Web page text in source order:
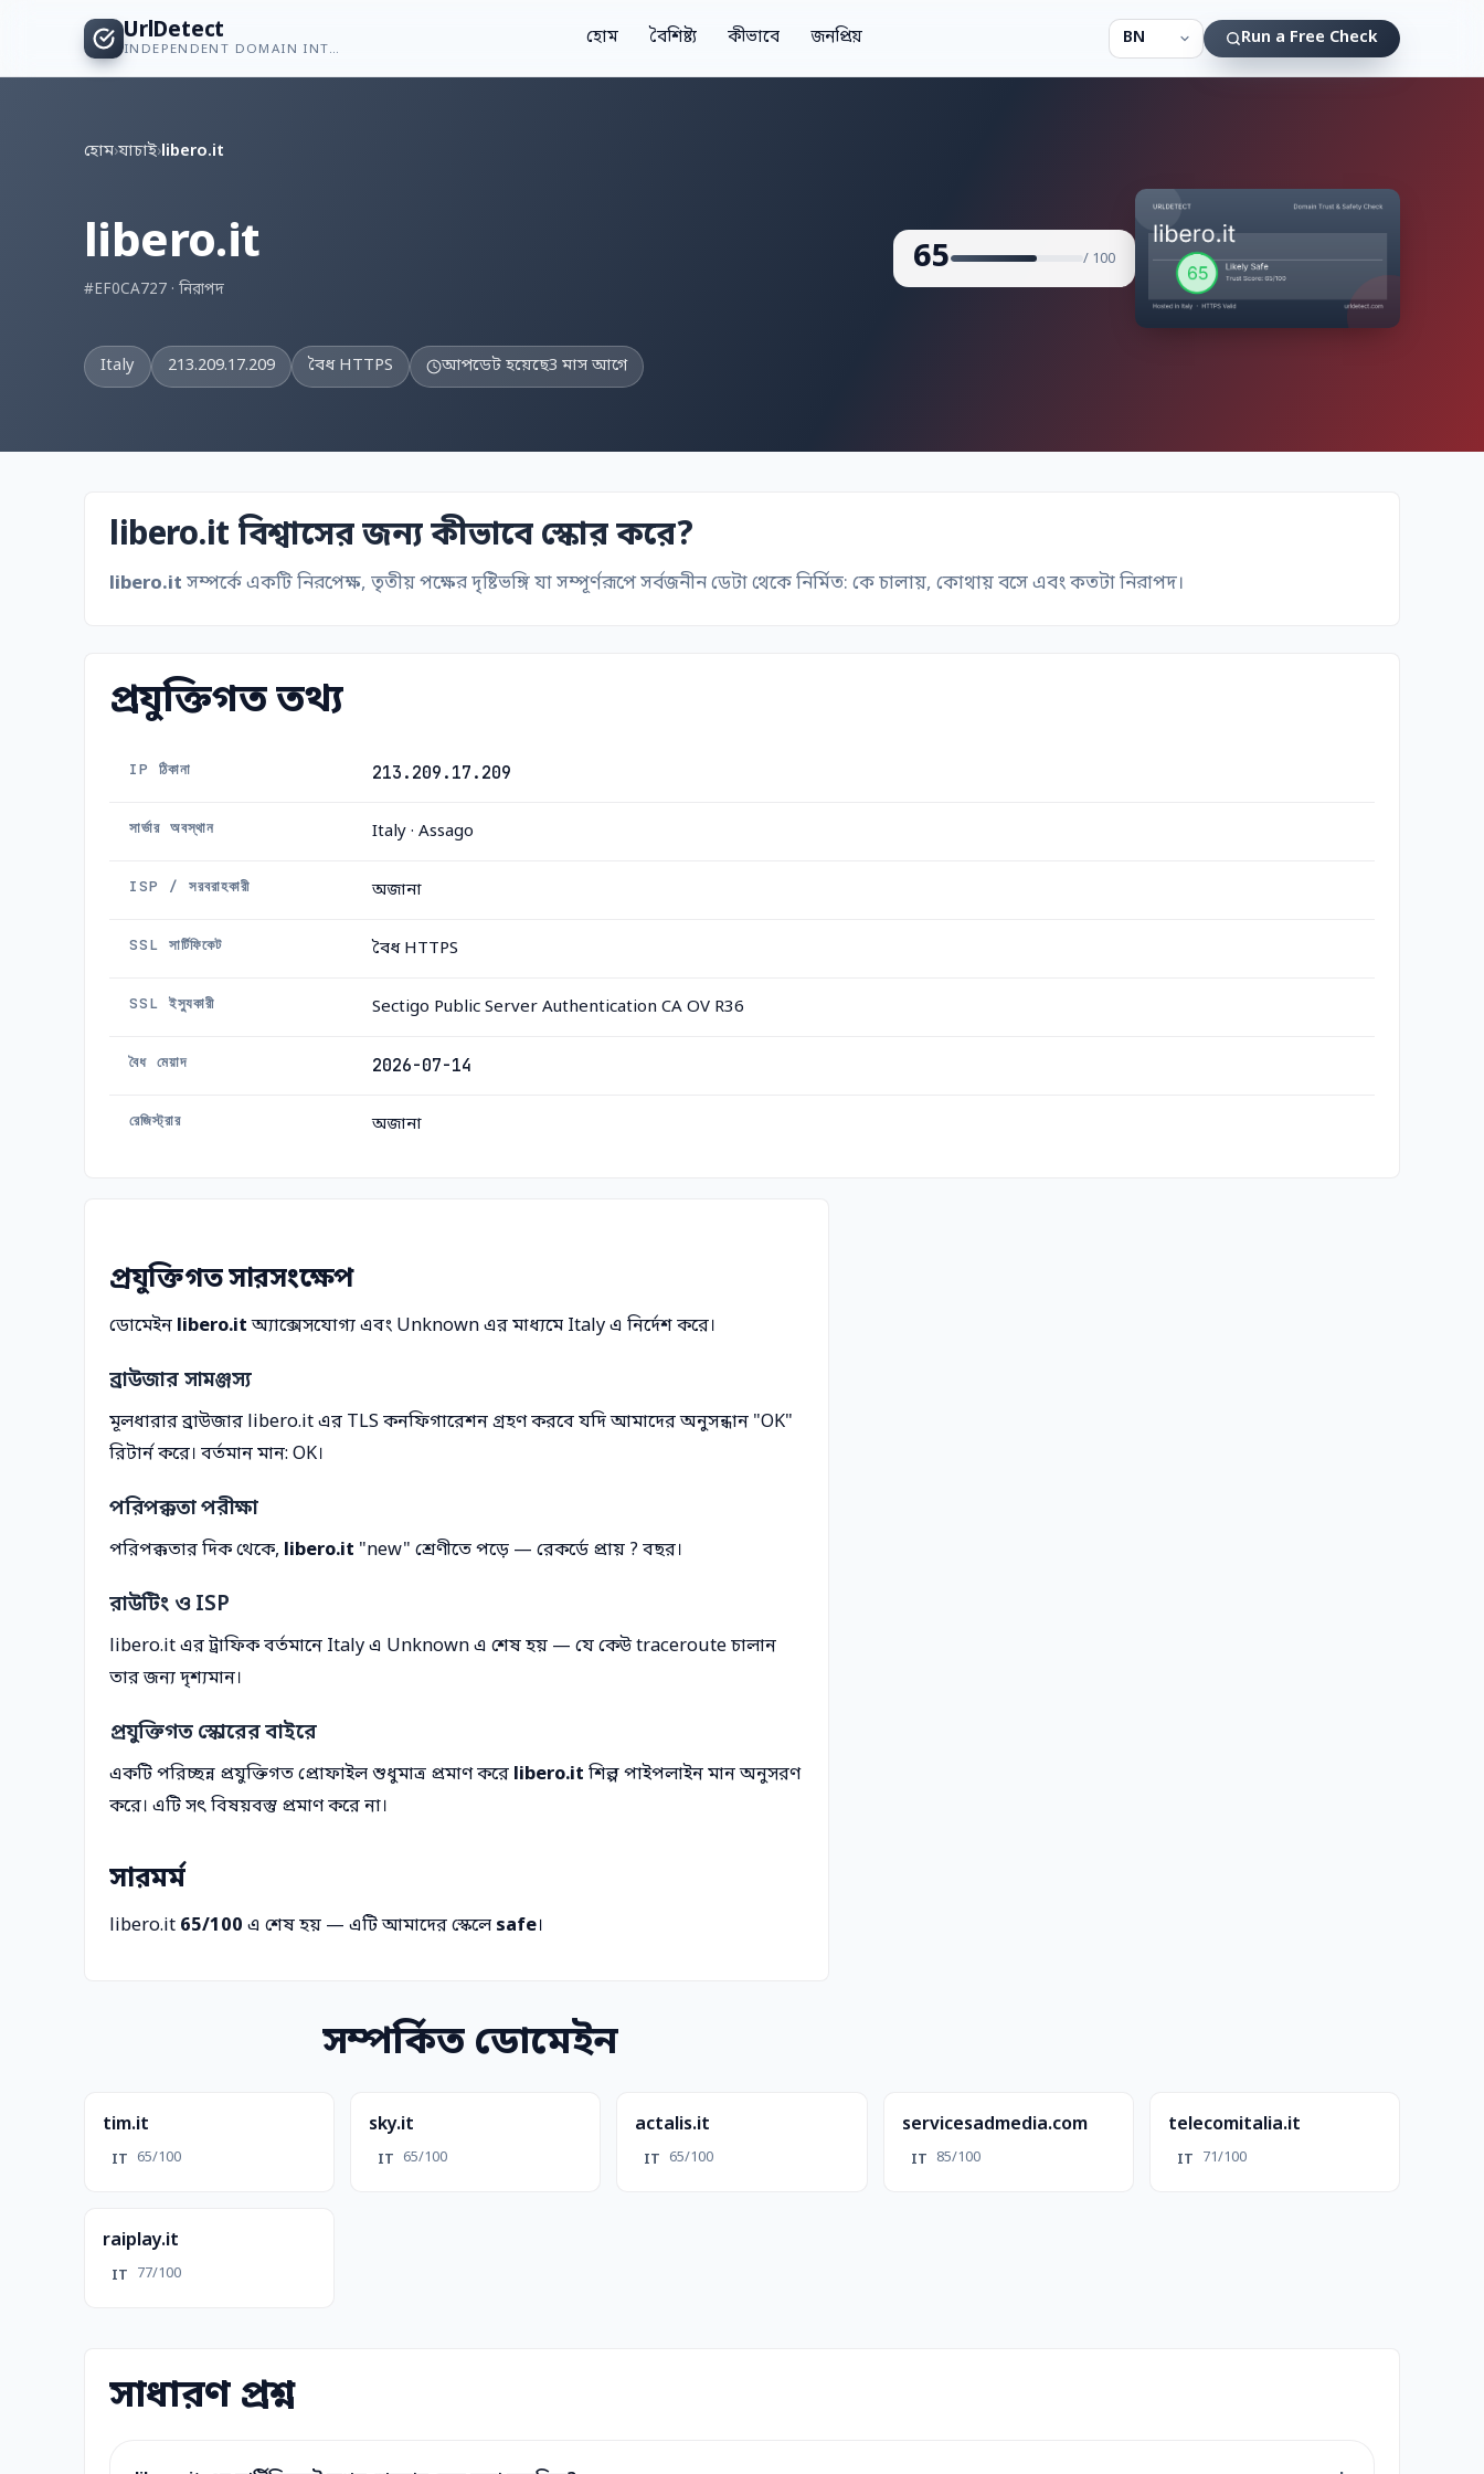
UrlDetect
INDEPENDENT DOMAIN INTELLIGENCE
হোম বৈশিষ্ট্য কীভাবে জনপ্রিয় Run a Free Check
হোম›যাচাই›libero.it
libero.it
#EF0CA727 · নিরাপদ
65 / 100
Italy 213.209.17.209 বৈধ HTTPS আপডেট হয়েছে3 মাস আগে
libero.it বিশ্বাসের জন্য কীভাবে স্কোর করে?
libero.it সম্পর্কে একটি নিরপেক্ষ, তৃতীয় পক্ষের দৃষ্টিভঙ্গি যা সম্পূর্ণরূপে সর্বজনীন ডেটা থেকে নির্মিত: কে চালায়, কোথায় বসে এবং কতটা নিরাপদ।
প্রযুক্তিগত তথ্য
IP ঠিকানা 213.209.17.209
সার্ভার অবস্থান Italy · Assago
ISP / সরবরাহকারী অজানা
SSL সার্টিফিকেট বৈধ HTTPS
SSL ইস্যুকারী Sectigo Public Server Authentication CA OV R36
বৈধ মেয়াদ 2026-07-14
রেজিস্ট্রার অজানা
প্রযুক্তিগত সারসংক্ষেপ
ডোমেইন libero.itঅ্যাক্সেসযোগ্য এবং Unknown এর মাধ্যমে Italy এ নির্দেশ করে।
ব্রাউজার সামঞ্জস্য
মূলধারার ব্রাউজার libero.it এর TLS কনফিগারেশন গ্রহণ করবে যদি আমাদের অনুসন্ধান "OK"
রিটার্ন করে। বর্তমান মান: OK।
পরিপক্কতা পরীক্ষা
পরিপক্কতার দিক থেকে, libero.it "new" শ্রেণীতে পড়ে — রেকর্ডে প্রায় ? বছর।
রাউটিং ও ISP
libero.it এর ট্রাফিক বর্তমানে Italy এ Unknown এ শেষ হয় — যে কেউ traceroute চালান
তার জন্য দৃশ্যমান।
প্রযুক্তিগত স্কোরের বাইরে
একটি পরিচ্ছন্ন প্রযুক্তিগত প্রোফাইল শুধুমাত্র প্রমাণ করে libero.it শিল্প পাইপলাইন মান অনুসরণ
করে। এটি সৎ বিষয়বস্তু প্রমাণ করে না।
সারমর্ম
libero.it 65/100 এ শেষ হয় — এটি আমাদের স্কেলে safe।
সম্পর্কিত ডোমেইন
tim.it
IT 65/100
sky.it
IT 65/100
actalis.it
IT 65/100
servicesadmedia.com
IT 85/100
telecomitalia.it
IT 71/100
raiplay.it
IT 77/100
সাধারণ প্রশ্ন